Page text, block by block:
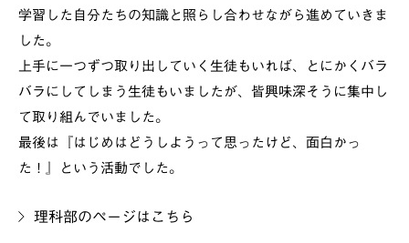
学習した自分たちの知識と照らし合わせながら進めていきま
した。
上手に一つずつ取り出していく生徒もいれば、とにかくバラ
バラにしてしまう生徒もいましたが、皆興味深そうに集中し
て取り組んでいました。
最後は『はじめはどうしようって思ったけど、面白かっ
た！』という活動でした。
理科部のページはこちら